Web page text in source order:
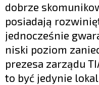
dobrze
posiadają
jednocześnie
niski poziom
prezesa zarządu
to być jedynie